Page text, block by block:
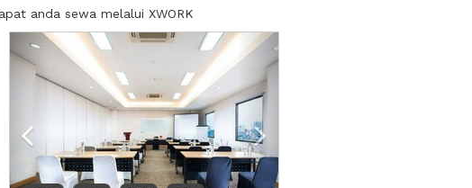
anda sewa melalui XWORK
Previous Next2